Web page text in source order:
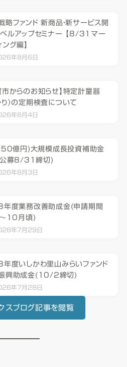
略ファンド 新商品・新サービス開
ルアップセミナー 【8/31マー
ング編】
年8月6日
市からのお知らせ】特定計量器
り）の定期検査について
年8月4日
50億円)大規模成長投資補助金
募8/31締切)
年8月3日
年度業務改善助成金(申請期間
10月頃)
年7月29日
年度いしかわ里山みらいファンド
興助成金(10/2締切)
年7月28日
スブログ記事を閲覧